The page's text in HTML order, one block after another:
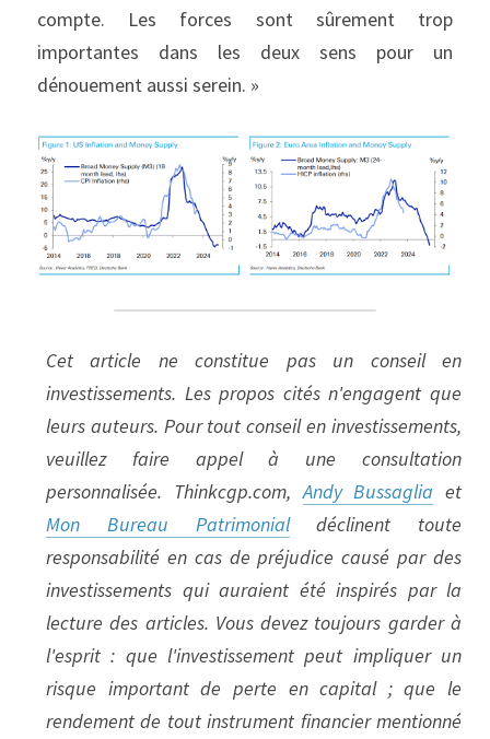
compte. Les forces sont sûrement trop
importantes dans les deux sens pour un
dénouement aussi serein. »
Cet article ne constitue pas un conseil en
investissements. Les propos cités n'engagent que
leurs auteurs. Pour tout conseil en investissements,
veuillez faire appel à une consultation
personnalisée. Thinkcgp.com, Andy Bussaglia
Mon Bureau Patrimonial déclinent toute
responsabilité en cas de préjudice causé par des
investissements qui auraient été inspirés par la
lecture des articles. Vous devez toujours garder à
l'esprit : que l'investissement peut impliquer un
risque important de perte en capital ; que le
rendement de tout instrument financier mentionné